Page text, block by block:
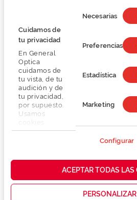
Cuidamos de
tu privacidad
En General
Optica
cuidamos de
tu vista, de tu
audición y de
tu privacidad,
por supuesto.
Usamos
propias y de
cómo mejorar
servicios y
de
consentimiento
Necesarias
Preferencias
Estadística
Marketing
Configurar
ACEPTAR TODAS LAS
PERSONALIZAR
Prada 0PS
254,40 €